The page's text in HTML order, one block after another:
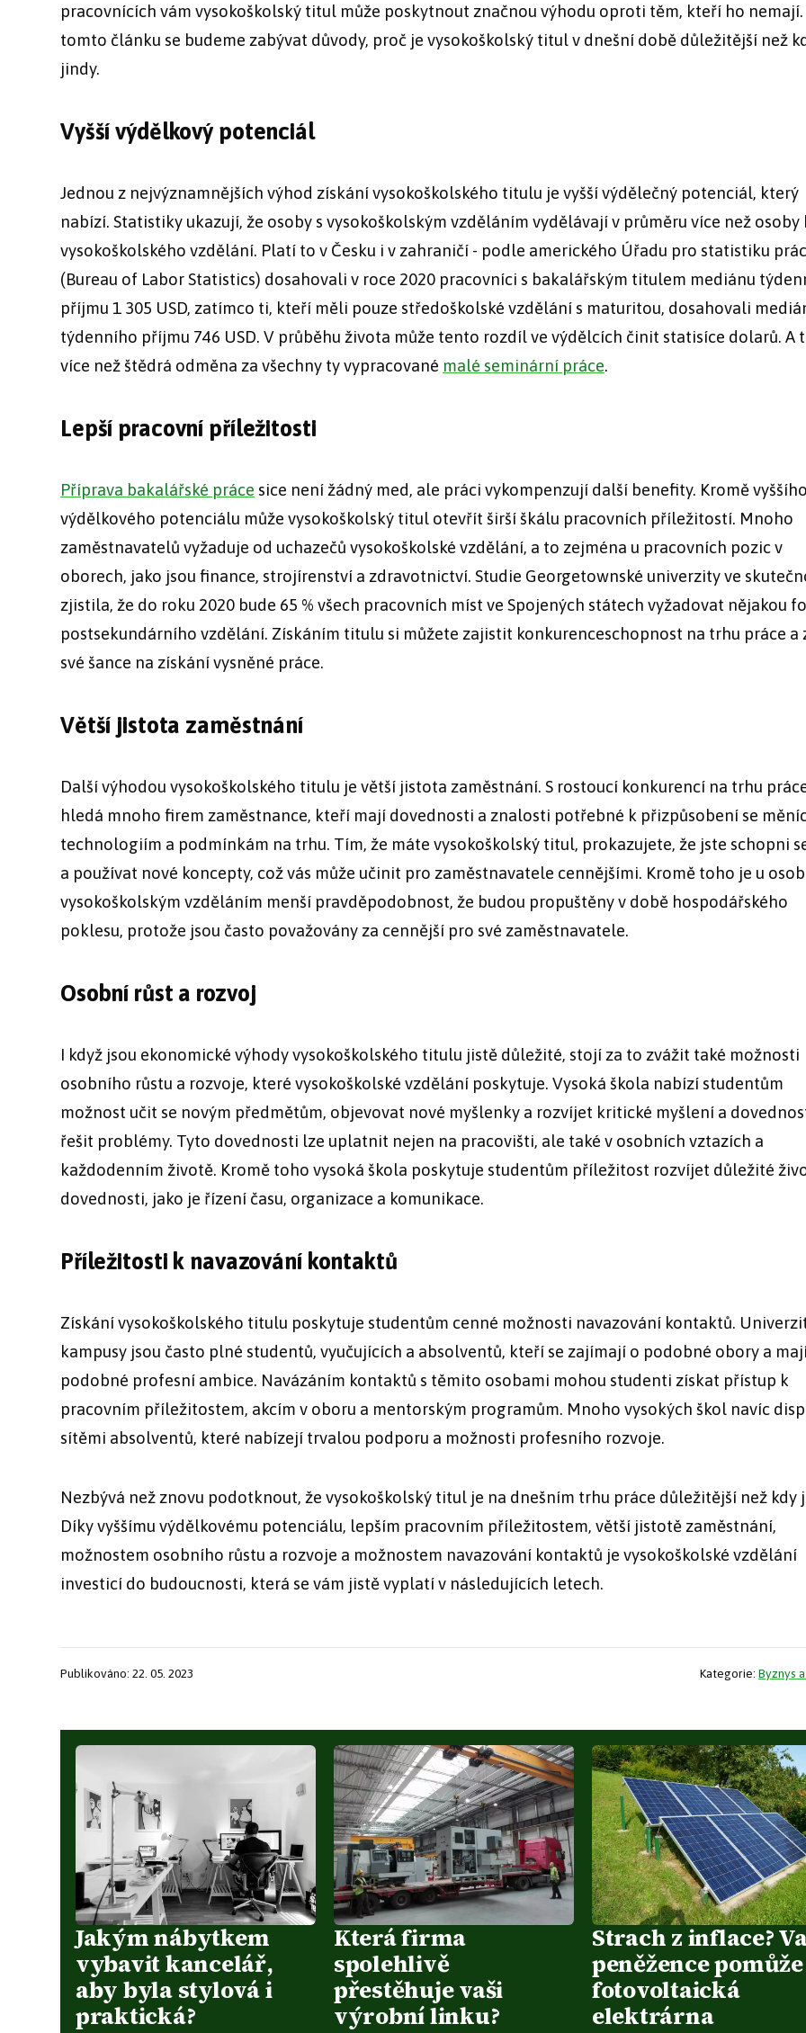
pracovnících vám vysokoškolský titul může poskytnout značnou výhodu oproti těm, kteří ho nemají.
tomto článku se budeme zabývat důvody, proč je vysokoškolský titul v dnešní době důležitější než
jindy.
Vyšší výdělkový potenciál
Jednou z nejvýznamnějších výhod získání vysokoškolského titulu je vyšší výdělečný potenciál, který
nabízí. Statistiky ukazují, že osoby s vysokoškolským vzděláním vydělávají v průměru více než osoby
vysokoškolského vzdělání. Platí to v Česku i v zahraničí - podle amerického Úřadu pro statistiku
(Bureau of Labor Statistics) dosahovali v roce 2020 pracovníci s bakalářským titulem mediánu
příjmu 1 305 USD, zatímco ti, kteří měli pouze středoškolské vzdělání s maturitou, dosahovali
týdenního příjmu 746 USD. V průběhu života může tento rozdíl ve výdělcích činit statisíce dolarů. A
více než štědrá odměna za všechny ty vypracované malé seminární práce.
Lepší pracovní příležitosti
Příprava bakalářské práce sice není žádný med, ale práci vykompenzují další benefity. Kromě vyššího
výdělkového potenciálu může vysokoškolský titul otevřít širší škálu pracovních příležitostí. Mnoho
zaměstnavatelů vyžaduje od uchazečů vysokoškolské vzdělání, a to zejména u pracovních pozic v
oborech, jako jsou finance, strojírenství a zdravotnictví. Studie Georgetownské univerzity ve
zjistila, že do roku 2020 bude 65 % všech pracovních míst ve Spojených státech vyžadovat nějakou
postsekundárního vzdělání. Získáním titulu si můžete zajistit konkurenceschopnost na trhu práce a
své šance na získání vysněné práce.
Větší jistota zaměstnání
Další výhodou vysokoškolského titulu je větší jistota zaměstnání. S rostoucí konkurencí na trhu
hledá mnoho firem zaměstnance, kteří mají dovednosti a znalosti potřebné k přizpůsobení se
technologiím a podmínkám na trhu. Tím, že máte vysokoškolský titul, prokazujete, že jste schopni
a používat nové koncepty, což vás může učinit pro zaměstnavatele cennějšími. Kromě toho je u osob
vysokoškolským vzděláním menší pravděpodobnost, že budou propuštěny v době hospodářského
poklesu, protože jsou často považovány za cennější pro své zaměstnavatele.
Osobní růst a rozvoj
I když jsou ekonomické výhody vysokoškolského titulu jistě důležité, stojí za to zvážit také možnosti
osobního růstu a rozvoje, které vysokoškolské vzdělání poskytuje. Vysoká škola nabízí studentům
možnost učit se novým předmětům, objevovat nové myšlenky a rozvíjet kritické myšlení a
řešit problémy. Tyto dovednosti lze uplatnit nejen na pracovišti, ale také v osobních vztazích a
každodenním životě. Kromě toho vysoká škola poskytuje studentům příležitost rozvíjet důležité
dovednosti, jako je řízení času, organizace a komunikace.
Příležitosti k navazování kontaktů
Získání vysokoškolského titulu poskytuje studentům cenné možnosti navazování kontaktů.
kampusy jsou často plné studentů, vyučujících a absolventů, kteří se zajímají o podobné obory a
podobné profesní ambice. Navázáním kontaktů s těmito osobami mohou studenti získat přístup k
pracovním příležitostem, akcím v oboru a mentorským programům. Mnoho vysokých škol navíc
sítěmi absolventů, které nabízejí trvalou podporu a možnosti profesního rozvoje.
Nezbývá než znovu podotknout, že vysokoškolský titul je na dnešním trhu práce důležitější než kdy
Díky vyššímu výdělkovému potenciálu, lepším pracovním příležitostem, větší jistotě zaměstnání,
možnostem osobního růstu a rozvoje a možnostem navazování kontaktů je vysokoškolské vzdělání
investicí do budoucnosti, která se vám jistě vyplatí v následujících letech.
Publikováno: 22. 05. 2023 Kategorie: Byznys
Jakým nábytkem
vybavit kancelář,
aby byla stylová i
praktická?
Která firma
spolehlivě
přestěhuje vaši
výrobní linku?
Strach z inflace?
peněžence pomůže
fotovoltaická
elektrárna